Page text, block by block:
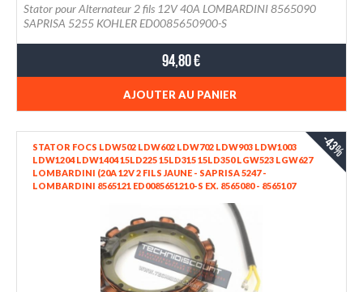
Stator pour Alternateur 2 fils 12V 40A LOMBARDINI 8565090
SAPRISA 5255 KOHLER ED0085650900-S
94,80 €
AJOUTER AU PANIER
STATOR FOCS LDW502 LDW602 LDW702 LDW903 LDW1003
LDW1204 LDW1404 15LD225 15LD315 15LD350 LGW523 LGW627
LOMBARDINI (20A 12V 2 FILS JAUNE - SAPRISA 5247 -
LOMBARDINI 8565121 ED0085651210-S EX. 8565080 - 8565107
-43%